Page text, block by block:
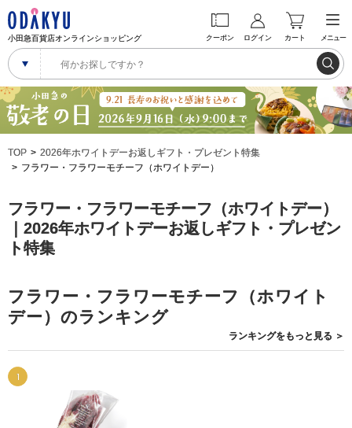
小田急百貨店オンラインショッピング クーポン ログイン カート メニュー
TOP
2026年ホワイトデーお返しギフト・プレゼント特集
フラワー・フラワーモチーフ（ホワイトデー）
フラワー・フラワーモチーフ（ホワイトデー）
｜2026年ホワイトデーお返しギフト・プレゼン
ト特集
フラワー・フラワーモチーフ（ホワイト
デー）のランキング
ランキングをもっと見る ＞
1